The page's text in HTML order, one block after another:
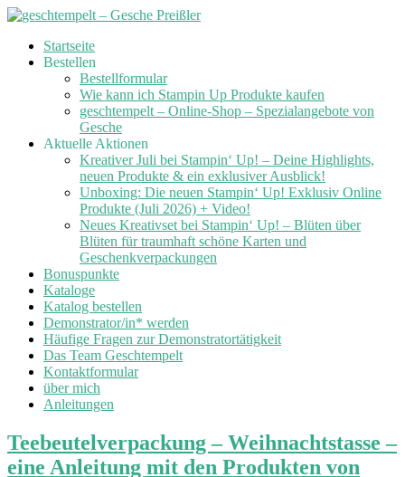
Skip
Startseite
Bestellen
Bestellformular
Wie kann ich Stampin Up Produkte kaufen
geschtempelt – Online-Shop – Spezialangebote von
Gesche
Aktuelle Aktionen
Kreativer Juli bei Stampin‘ Up! – Deine Highlights,
neuen Produkte & ein exklusiver Ausblick!
Unboxing: Die neuen Stampin‘ Up! Exklusiv Online
Produkte (Juli 2026) + Video!
Neues Kreativset bei Stampin‘ Up! – Blüten über
Blüten für traumhaft schöne Karten und
Geschenkverpackungen
Bonuspunkte
Kataloge
Katalog bestellen
Demonstrator/in* werden
Häufige Fragen zur Demonstratortätigkeit
Das Team Geschtempelt
Kontaktformular
über mich
Anleitungen
Teebeutelverpackung – Weihnachtstasse –
eine Anleitung mit den Produkten von